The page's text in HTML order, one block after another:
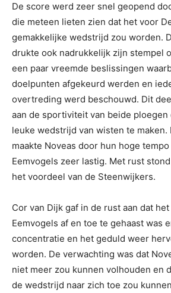
De score werd zeer snel geopend
die meteen lieten zien dat het voor
gemakkelijke wedstrijd zou worden.
drukte ook nadrukkelijk zijn stempel
een paar vreemde beslissingen
doelpunten afgekeurd werden en
overtreding werd beschouwd. Dit
aan de sportiviteit van beide ploegen
leuke wedstrijd van wisten te
maakte Noveas door hun hoge
Eemvogels zeer lastig. Met rust
het voordeel van de Steenwijkers.
Cor van Dijk gaf in de rust aan dat
Eemvogels af en toe te gehaast was
concentratie en het geduld weer
worden. De verwachting was dat
niet meer zou kunnen volhouden en
de wedstrijd naar zich toe zou